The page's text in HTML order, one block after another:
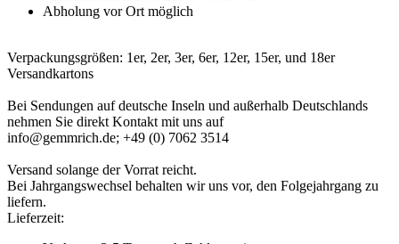
Abholung vor Ort möglich
Verpackungsgrößen: 1er, 2er, 3er, 6er, 12er, 15er, und 18er
Versandkartons
Bei Sendungen auf deutsche Inseln und außerhalb Deutschlands
nehmen Sie direkt Kontakt mit uns auf
info@gemmrich.de; +49 (0) 7062 3514
Versand solange der Vorrat reicht.
Bei Jahrgangswechsel behalten wir uns vor, den Folgejahrgang zu
liefern.
Lieferzeit: